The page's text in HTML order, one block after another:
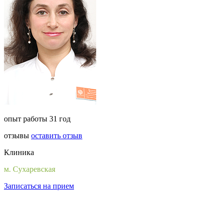
опыт работы 31 год
отзывы оставить отзыв
Клиника
м. Сухаревская
Записаться на прием